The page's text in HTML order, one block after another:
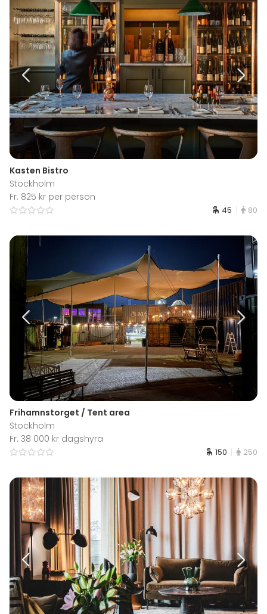
Kasten Bistro
Stockholm
Fr. 825 kr per person
45 80
Frihamnstorget / Tent area
Stockholm
Fr. 38 000 kr dagshyra
150 250